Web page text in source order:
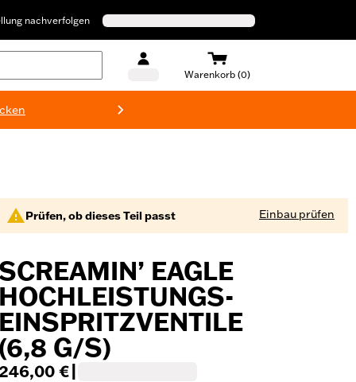
nachverfolgen
Warenkorb (0)
Prüfen, ob dieses Teil passt Einbau prüfen
SCREAMIN’ EAGLE
HOCHLEISTUNGS-
EINSPRITZVENTILE
(6,8 G/S)
€